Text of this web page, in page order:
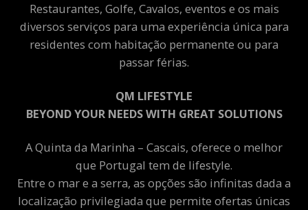
Restaurantes, Golfe, Cavalos, eventos e os mais
diversos serviços para uma experiência única para
residentes com habitação permanente ou para
passar férias.
QM LIFESTYLE
BEYOND YOUR NEEDS WITH GREAT SOLUTIONS
A Quinta da Marinha – Cascais, oferece o melhor
que Portugal tem de lifestyle.
Entre o mar e a serra, as opções são infinitas dada a
localização privilegiada que permite ofertas únicas